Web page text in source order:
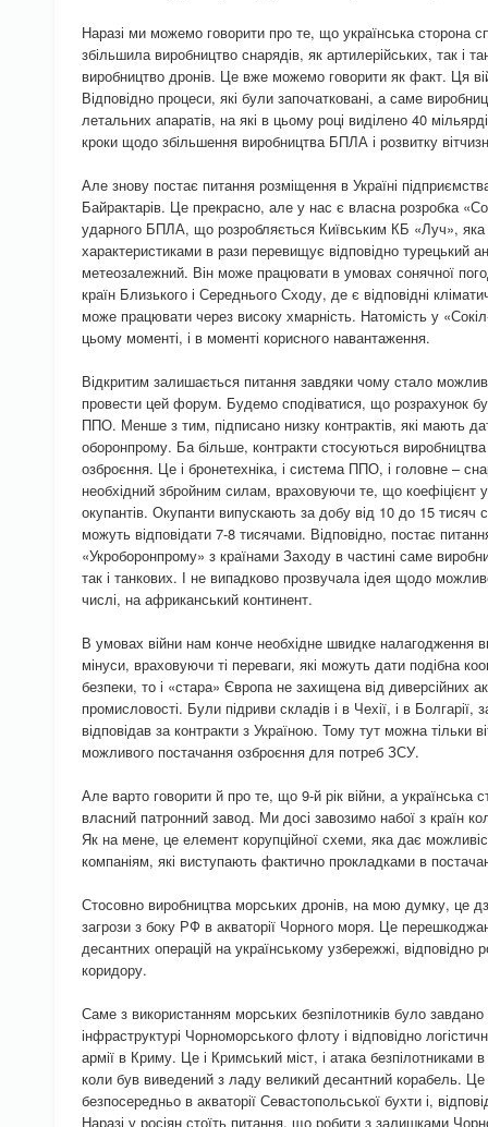
Наразі ми можемо говорити про те, що українська сторона
збільшила виробництво снарядів, як артилерійських, так і
виробництво дронів. Це вже можемо говорити як факт. Ця
Відповідно процеси, які були започатковані, а саме
летальних апаратів, на які в цьому році виділено 40
кроки щодо збільшення виробництва БПЛА і розвитку
Але знову постає питання розміщення в Україні
Байрактарів. Це прекрасно, але у нас є власна розробка
ударного БПЛА, що розробляється Київським КБ «Луч», яка
характеристиками в рази перевищує відповідно турецький
метеозалежний. Він може працювати в умовах сонячної
країн Близького і Середнього Сходу, де є відповідні
може працювати через високу хмарність. Натомість у
цьому моменті, і в моменті корисного навантаження.
Відкритим залишається питання завдяки чому стало
провести цей форум. Будемо сподіватися, що розрахунок
ППО. Менше з тим, підписано низку контрактів, які мають
оборонпрому. Ба більше, контракти стосуються
озброєння. Це і бронетехніка, і система ППО, і головне –
необхідний збройним силам, враховуючи те, що коефіцієнт
окупантів. Окупанти випускають за добу від 10 до 15 тисяч
можуть відповідати 7-8 тисячами. Відповідно, постає
«Укроборонпрому» з країнами Заходу в частині саме
так і танкових. І не випадково прозвучала ідея щодо
числі, на африканський континент.
В умовах війни нам конче необхідне швидке налагодження
мінуси, враховуючи ті переваги, які можуть дати подібна
безпеки, то і «стара» Європа не захищена від диверсійних
промисловості. Були підриви складів і в Чехії, і в
відповідав за контракти з Україною. Тому тут можна тільки
можливого постачання озброєння для потреб ЗСУ.
Але варто говорити й про те, що 9-й рік війни, а українська
власний патронний завод. Ми досі завозимо набої з країн
Як на мене, це елемент корупційної схеми, яка дає
компаніям, які виступають фактично прокладками в
Стосовно виробництва морських дронів, на мою думку, це
загрози з боку РФ в акваторії Чорного моря. Це
десантних операцій на українському узбережжі, відповідно
коридору.
Саме з використанням морських безпілотників було
інфраструктурі Чорноморського флоту і відповідно
армії в Криму. Це і Кримський міст, і атака безпілотниками в
коли був виведений з ладу великий десантний корабель. Це
безпосередньо в акваторії Севастопольської бухти і,
Наразі у росіян стоїть питання, що робити з залишками